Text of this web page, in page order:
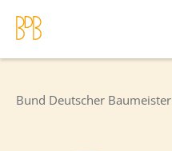
Bund Deutscher Baumeister